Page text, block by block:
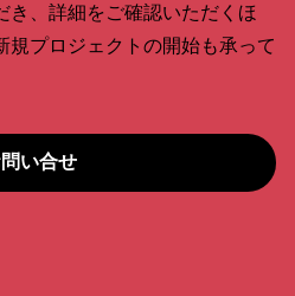
き、詳細をご確認いただくほ
規プロジェクトの開始も承って
い合せ